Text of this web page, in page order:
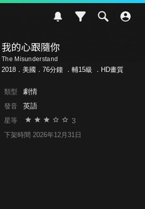
我的心跟隨你
The Misunderstand
2018．美國．76分鐘 ． 輔15級 ．HD畫質
類型 劇情
發音 英語
星等 3
下架時間 2026年12月31日